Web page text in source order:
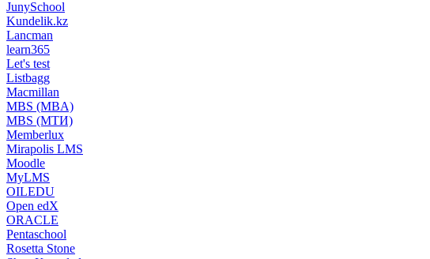
JunySchool
Kundelik.kz
Lancman
learn365
Let's test
Listbagg
Macmillan
MBS (MBA)
MBS (МТИ)
Memberlux
Mirapolis LMS
Moodle
MyLMS
OILEDU
Open edX
ORACLE
Pentaschool
Rosetta Stone